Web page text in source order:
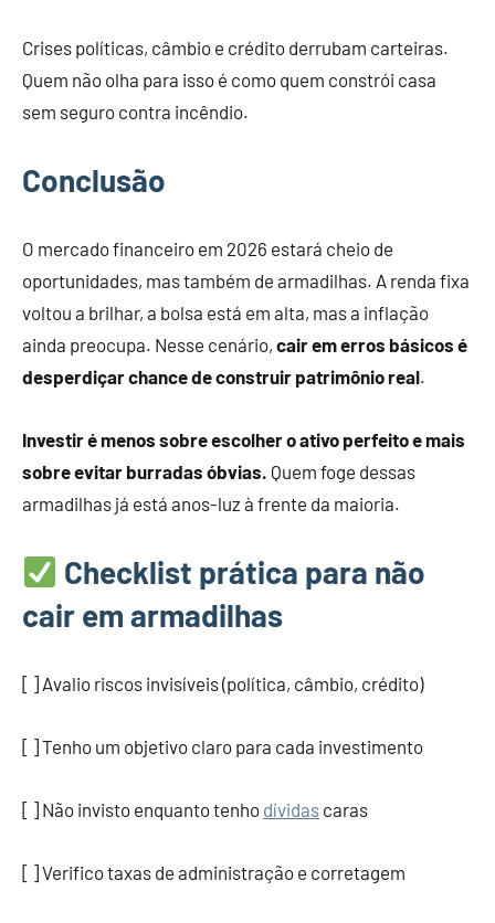
Crises políticas, câmbio e crédito derrubam carteiras.
Quem não olha para isso é como quem constrói casa
sem seguro contra incêndio.
Conclusão
O mercado financeiro em 2026 estará cheio de
oportunidades, mas também de armadilhas. A renda fixa
voltou a brilhar, a bolsa está em alta, mas a inflação
ainda preocupa. Nesse cenário, cair em erros básicos é
desperdiçar chance de construir patrimônio real.
Investir é menos sobre escolher o ativo perfeito e mais
sobre evitar burradas óbvias. Quem foge dessas
armadilhas já está anos-luz à frente da maioria.
Checklist prática para não
cair em armadilhas
[ ] Avalio riscos invisíveis (política, câmbio, crédito)
[ ] Tenho um objetivo claro para cada investimento
[ ] Não invisto enquanto tenho dívidas caras
[ ] Verifico taxas de administração e corretagem